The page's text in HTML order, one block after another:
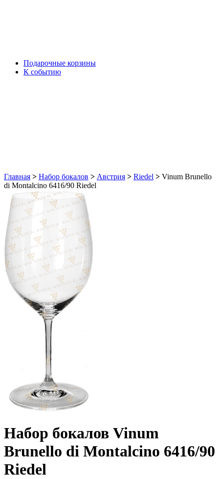
Подарочные корзины
К событию
Главная > Набор бокалов > Австрия > Riedel > Vinum Brunello
di Montalcino 6416/90 Riedel
Набор бокалов Vinum
Brunello di Montalcino 6416/90
Riedel